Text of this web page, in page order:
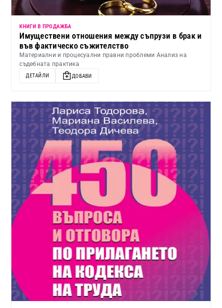
КНИГИ В ПРОДАЖБА
Имуществени отношения между съпрузи в брак и
във фактическо съжителство
Материални и процесуални правни проблеми Анализ на
съдебната практика
ДЕТАЙЛИ ДОБАВИ